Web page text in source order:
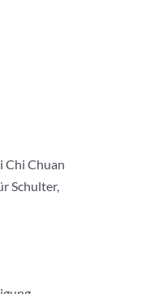
Chi Chuan
Schulter,